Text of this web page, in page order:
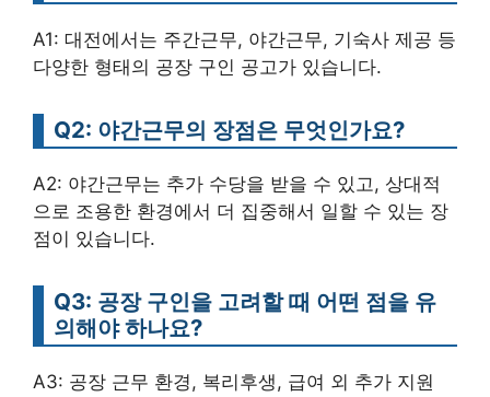
A1: 대전에서는 주간근무, 야간근무, 기숙사 제공 등
다양한 형태의 공장 구인 공고가 있습니다.
Q2: 야간근무의 장점은 무엇인가요?
A2: 야간근무는 추가 수당을 받을 수 있고, 상대적
으로 조용한 환경에서 더 집중해서 일할 수 있는 장
점이 있습니다.
Q3: 공장 구인을 고려할 때 어떤 점을 유
의해야 하나요?
A3: 공장 근무 환경, 복리후생, 급여 외 추가 지원